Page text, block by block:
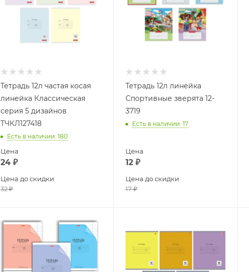
Тетрадь 12л частая косая
линейка Классическая
серия 5 дизайнов
ТЧКЛ127418
Есть в наличии: 180
Цена
24 ₽
Цена до скидки
32₽
Тетрадь 12л линейка
Спортивные зверята 12-
3719
Есть в наличии: 17
Цена
12₽
Цена до скидки
17₽